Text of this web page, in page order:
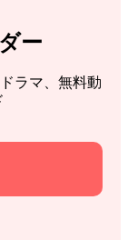
ー
ラマ、無料動